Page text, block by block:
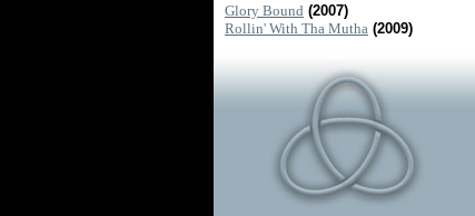
Glory Bound (2007)
Rollin' With Tha Mutha (2009)